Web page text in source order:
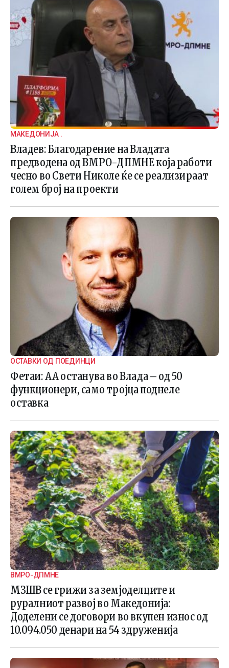
МАКЕДОНИЈА .
Владев: Благодарение на Владата
предводена од ВМРО-ДПМНЕ која работи
чесно во Свети Николе ќе се реализираат
голем број на проекти
ОСТАВКИ ОД ПОЕДИНЦИ
Фетаи: АА останува во Влада – од 50
функционери, само тројца поднеле
оставка
ВМРО-ДПМНЕ
МЗШВ се грижи за земјоделците и
руралниот развој во Македонија:
Доделени се договори во вкупен износ од
10.094.050 денари на 54 здруженија